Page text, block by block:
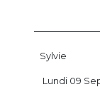
Sylvie
Lundi 09